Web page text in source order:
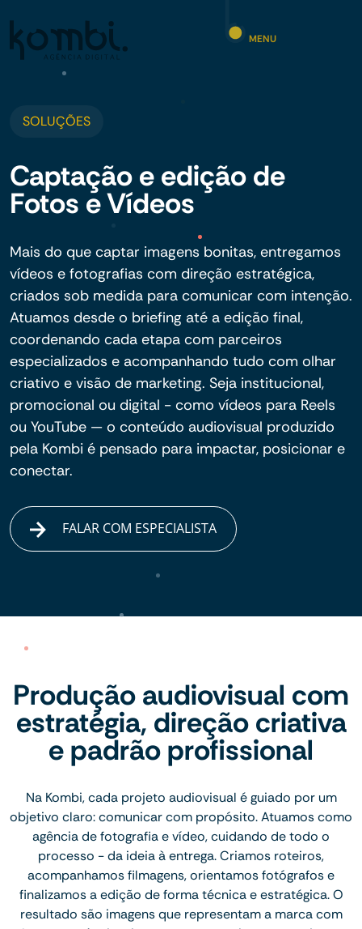
MENU
SOLUÇÕES
Captação e edição de
Fotos e Vídeos
Mais do que captar imagens bonitas, entregamos
vídeos e fotografias com direção estratégica,
criados sob medida para comunicar com intenção.
Atuamos desde o briefing até a edição final,
coordenando cada etapa com parceiros
especializados e acompanhando tudo com olhar
criativo e visão de marketing. Seja institucional,
promocional ou digital - como vídeos para Reels
ou YouTube — o conteúdo audiovisual produzido
pela Kombi é pensado para impactar, posicionar e
conectar.
FALAR COM ESPECIALISTA
Produção audiovisual com
estratégia, direção criativa
e padrão profissional
Na Kombi, cada projeto audiovisual é guiado por um
objetivo claro: comunicar com propósito. Atuamos como
agência de fotografia e vídeo, cuidando de todo o
processo - da ideia à entrega. Criamos roteiros,
acompanhamos filmagens, orientamos fotógrafos e
finalizamos a edição de forma técnica e estratégica. O
resultado são imagens que representam a marca com